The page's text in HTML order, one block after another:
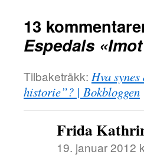
13
Espedals
Tilbaketråkk: Hva
historie”? | Bokbloggen
Frida
19. januar 2012